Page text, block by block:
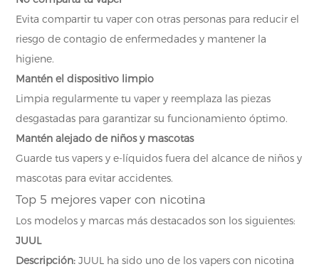
Evita compartir tu vaper con otras personas para reducir el
riesgo de contagio de enfermedades y mantener la
higiene.
Mantén el dispositivo limpio
Limpia regularmente tu vaper y reemplaza las piezas
desgastadas para garantizar su funcionamiento óptimo.
Mantén alejado de niños y mascotas
Guarde tus vapers y e-líquidos fuera del alcance de niños y
mascotas para evitar accidentes.
Top 5 mejores vaper con nicotina
Los modelos y marcas más destacados son los siguientes:
JUUL
Descripción: JUUL ha sido uno de los vapers con nicotina